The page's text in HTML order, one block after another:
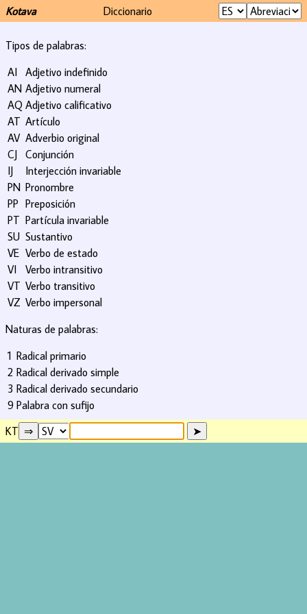
Kotava Diccionario
Tipos de palabras:
AI Adjetivo indefinido
AN Adjetivo numeral
AQ Adjetivo calificativo
AT Artículo
AV Adverbio original
CJ Conjunción
IJ
Interjección invariable
PN Pronombre
PP Preposición
PT Partícula invariable
SU Sustantivo
VE Verbo de estado
VI
Verbo intransitivo
VT Verbo transitivo
VZ Verbo impersonal
Naturas de palabras:
1 Radical primario
2 Radical derivado simple
3 Radical derivado secundario
9 Palabra con sufijo
KT